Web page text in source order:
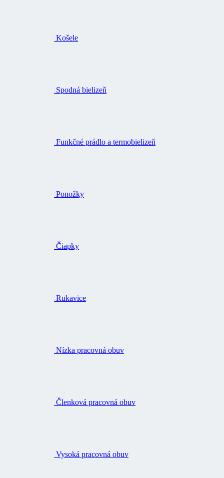
Košele
Spodná bielizeň
Funkčné prádlo a termobielizeň
Ponožky
Čiapky
Rukavice
Nízka pracovná obuv
Členková pracovná obuv
Vysoká pracovná obuv